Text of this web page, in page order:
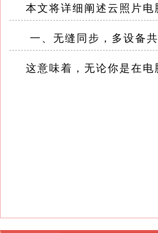
本文将详细阐述云照片电
一、无缝同步，多设备共
这意味着，无论你是在电
这种跨设备同步的能力，